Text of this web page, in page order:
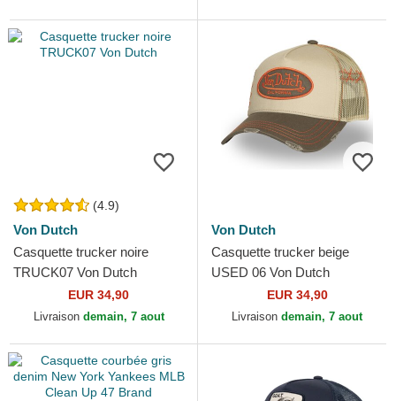
(4.9)
Von Dutch
Casquette trucker noire
TRUCK07 Von Dutch
EUR 34,90
Livraison demain, 7 aout
Von Dutch
Casquette trucker beige
USED 06 Von Dutch
EUR 34,90
Livraison demain, 7 aout